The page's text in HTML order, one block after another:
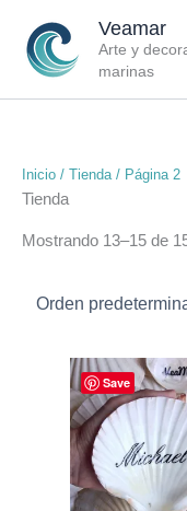
contenido
Veamar
Arte y
marinas
Inicio / Tienda / Página 2
Tienda
Mostrando 13–15 de
Save
Este
Las